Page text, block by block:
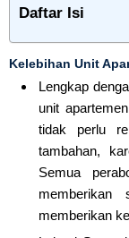
Daftar Isi
Kelebihan Unit
Lengkap
unit
tidak perlu
tambahan,
Semua
memberikan
memberikan